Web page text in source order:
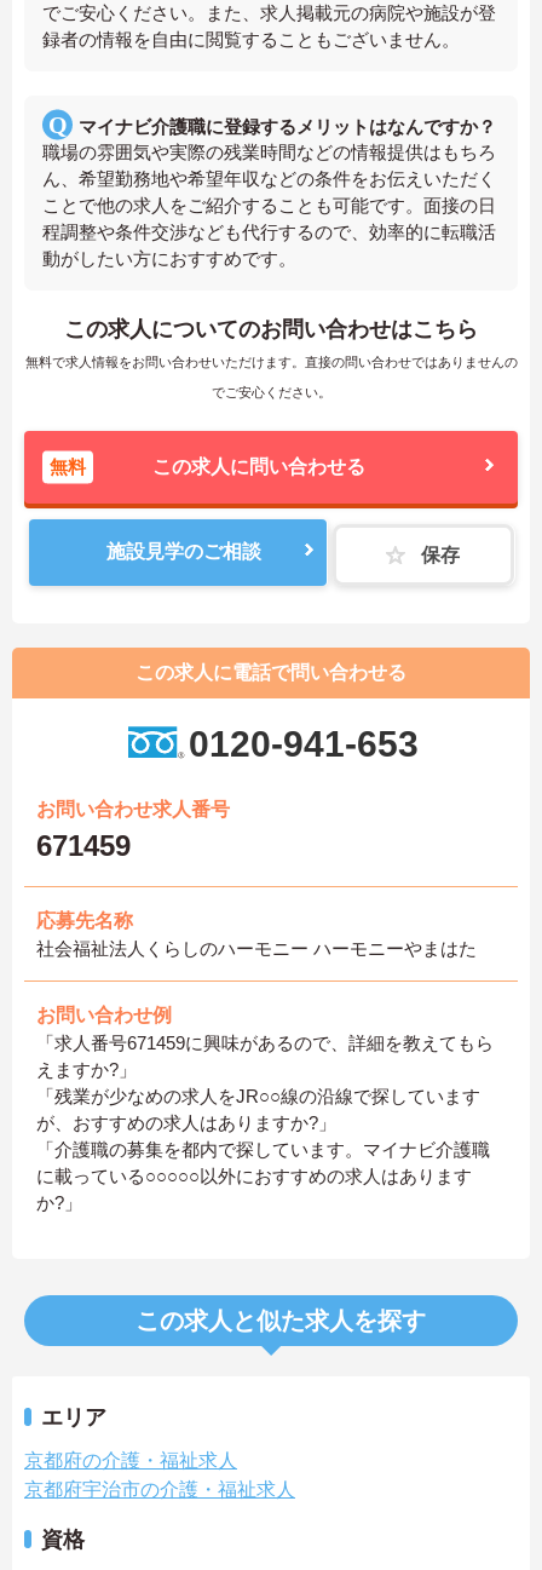
でご安心ください。また、求人掲載元の病院や施設が登
録者の情報を自由に閲覧することもございません。
マイナビ介護職に登録するメリットはなんですか？
職場の雰囲気や実際の残業時間などの情報提供はもちろ
ん、希望勤務地や希望年収などの条件をお伝えいただく
ことで他の求人をご紹介することも可能です。面接の日
程調整や条件交渉なども代行するので、効率的に転職活
動がしたい方におすすめです。
この求人についてのお問い合わせはこちら
無料で求人情報をお問い合わせいただけます。直接の問い合わせではありませんの
でご安心ください。
無料 この求人に問い合わせる
施設見学のご相談 保存
この求人に電話で問い合わせる
0120-941-653
お問い合わせ求人番号
671459
応募先名称
社会福祉法人くらしのハーモニー ハーモニーやまはた
お問い合わせ例
「求人番号671459に興味があるので、詳細を教えてもら
えますか?」
「残業が少なめの求人をJR○○線の沿線で探しています
が、おすすめの求人はありますか?」
「介護職の募集を都内で探しています。マイナビ介護職
に載っている○○○○○以外におすすめの求人はあります
か?」
この求人と似た求人を探す
エリア
京都府の介護・福祉求人
京都府宇治市の介護・福祉求人
資格